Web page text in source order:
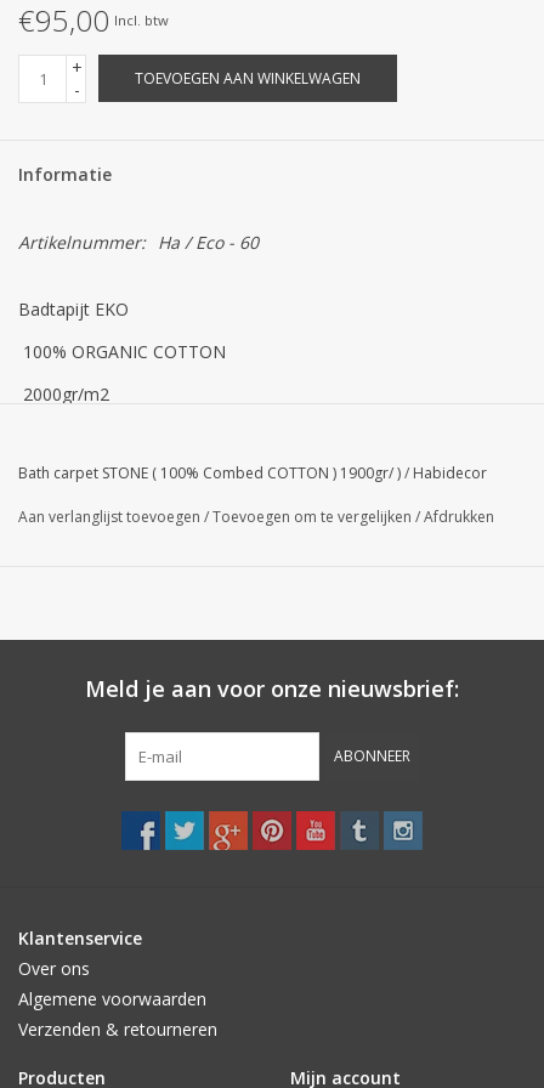
STRANDLINNEN
MAATWERK
handdoeken
Huis en nacht kledij (
Merken
€95,00 Incl. btw
+
-
TOEVOEGEN AAN WINKELWAGEN
Informatie
Artikelnummer: Ha / Eco - 60
Badtapijt EKO
100% ORGANIC COTTON
2000gr/m2
Bath carpet STONE ( 100% Combed COTTON ) 1900gr/ )/ Habidecor
Aan verlanglijst toevoegen /Toevoegen om te vergelijken /Afdrukken
Meld je aan voor onze nieuwsbrief:
ABONNEER
Klantenservice
Over ons
Algemene voorwaarden
Verzenden & retourneren
Producten Mijn account